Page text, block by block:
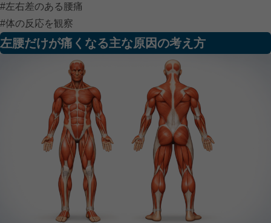
#左右差のある腰痛
#体の反応を観察
左腰だけが痛くなる主な原因の考え方